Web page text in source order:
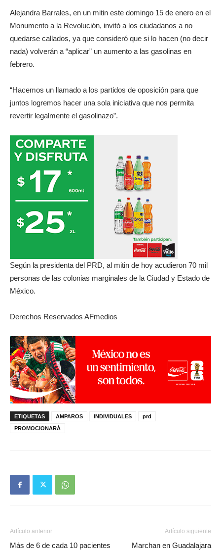
Alejandra Barrales, en un mitin este domingo 15 de enero en el
Monumento a la Revolución, invitó a los ciudadanos a no
quedarse callados, ya que consideró que si lo hacen (no decir
nada) volverán a “aplicar” un aumento a las gasolinas en
febrero.
“Hacemos un llamado a los partidos de oposición para que
juntos logremos hacer una sola iniciativa que nos permita
revertir legalmente el gasolinazo”.
Según la presidenta del PRD, al mitin de hoy acudieron 70 mil
personas de las colonias marginales de la Ciudad y Estado de
México.
Derechos Reservados AFmedios
ETIQUETAS AMPAROS INDIVIDUALES
prd
PROMOCIONARÁ
Artículo anterior
Más de 6 de cada 10 pacientes
Artículo siguiente
Marchan en Guadalajara